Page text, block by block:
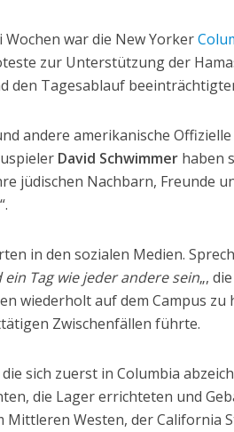
Wochen war die New Yorker
zur Unterstützung der
den Tagesablauf
andere amerikanische
David Schwimmer haben
jüdischen Nachbarn, Freunde
in den sozialen Medien.
Tag wie jeder andere sein„,
wiederholt auf dem Campus zu
Zwischenfällen führte.
sich zuerst in Columbia
die Lager errichteten und
Mittleren Westen, der California